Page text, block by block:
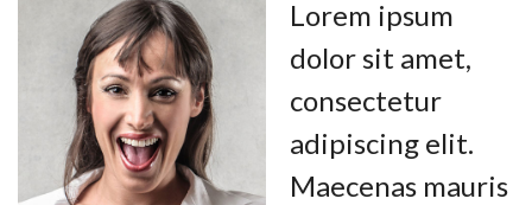
Lorem ipsum
dolor sit amet,
consectetur
adipiscing elit.
Maecenas mauris